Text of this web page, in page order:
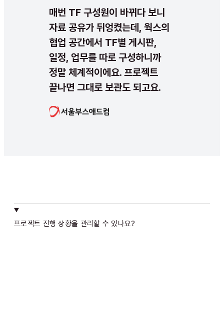
매번 TF 구성원이 바뀌다 보니
자료 공유가 뒤엉켰는데, 웍스의
협업 공간에서 TF별 게시판,
일정, 업무를 따로 구성하니까
정말 체계적이에요. 프로젝트
끝나면 그대로 보관도 되고요.
프로젝트 진행 상황을 관리할 수 있나요?